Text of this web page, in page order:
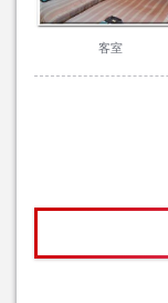
客室